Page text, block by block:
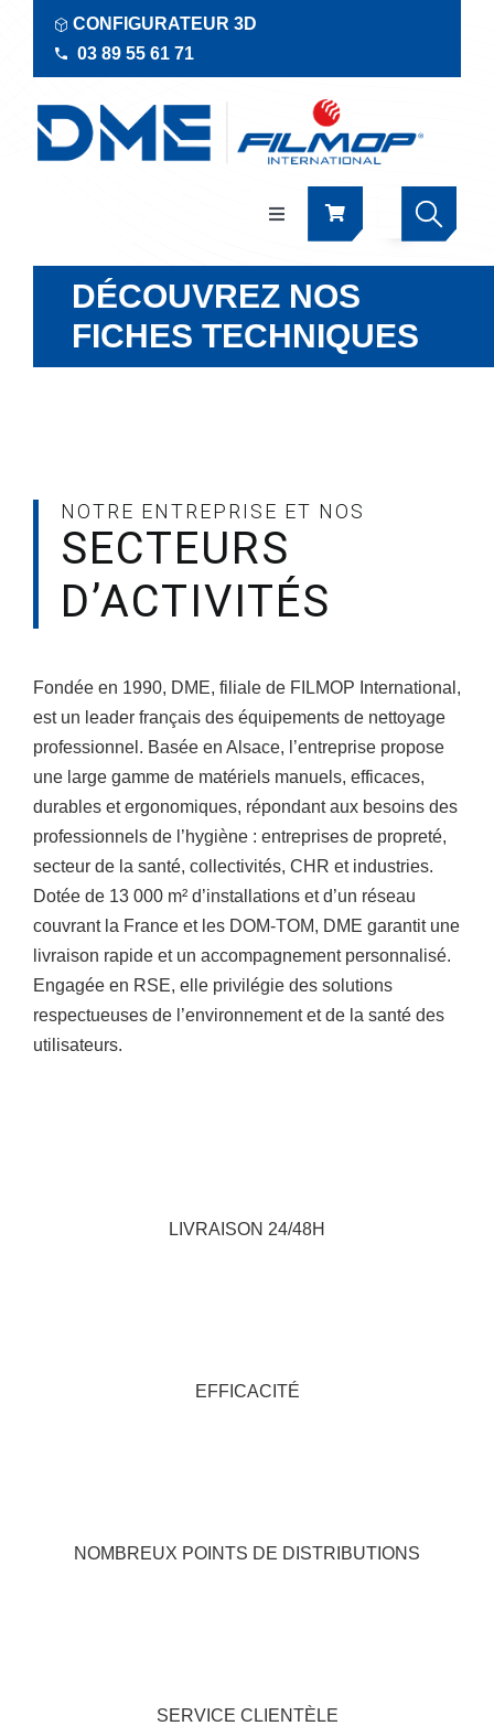
contenu
CONFIGURATEUR 3D
03 89 55 61 71
Navigation
bascule
Produits
Actualités
Société
DÉCOUVREZ NOS
FICHES TECHNIQUES
NOTRE ENTREPRISE ET NOS
SECTEURS
D’ACTIVITÉS
Fondée en 1990, DME, filiale de FILMOP International,
est un leader français des équipements de nettoyage
professionnel. Basée en Alsace, l’entreprise propose
une large gamme de matériels manuels, efficaces,
durables et ergonomiques, répondant aux besoins des
professionnels de l’hygiène : entreprises de propreté,
secteur de la santé, collectivités, CHR et industries.
Dotée de 13 000 m² d’installations et d’un réseau
couvrant la France et les DOM-TOM, DME garantit une
livraison rapide et un accompagnement personnalisé.
Engagée en RSE, elle privilégie des solutions
respectueuses de l’environnement et de la santé des
utilisateurs.
LIVRAISON 24/48H
EFFICACITÉ
NOMBREUX POINTS DE DISTRIBUTIONS
SERVICE CLIENTÈLE